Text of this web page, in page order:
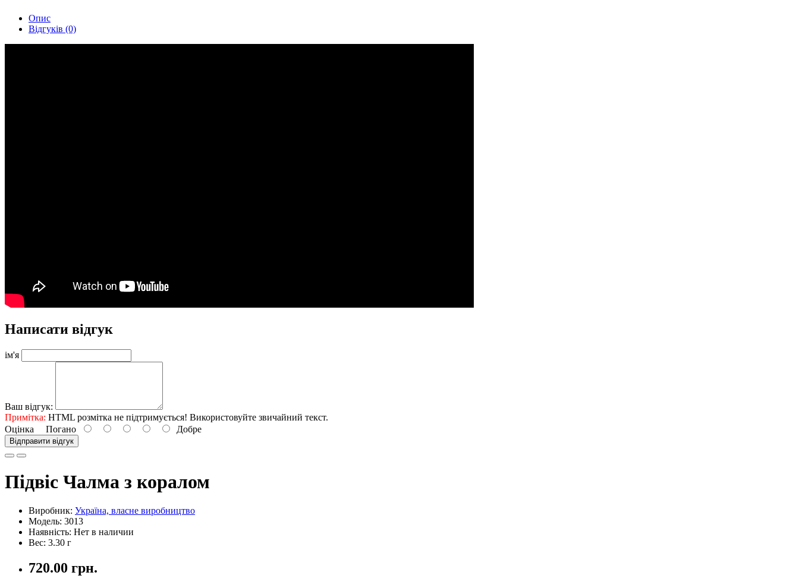
Опис
Відгуків (0)
Написати відгук
ім'я
Ваш відгук:
Примітка: HTML розмітка не підтримується! Використовуйте звичайний текст.
Оцінка Погано Добре
Відправити відгук
Підвіс Чалма з коралом
Виробник: Україна, власне виробництво
Модель: 3013
Наявність: Нет в наличии
Вес: 3.30 г
720.00 грн.